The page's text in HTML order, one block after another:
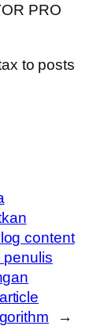
PRO
content
penulis
→